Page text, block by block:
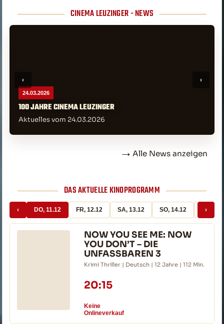
CINEMA LEUZINGER - NEWS
24.03.2026
100 JAHRE CINEMA LEUZINGER
Aktuelles vom 24.03.2026
→ Alle News anzeigen
DAS AKTUELLE KINOPROGRAMM
‹ DO, 11.12 FR, 12.12 SA, 13.12 SO, 14.12 MO,
›
NOW YOU SEE ME: NOW
YOU DON’T – DIE
UNFASSBAREN 3
Krimi Thriller | Deutsch | 12 Jahre | 112 Min.
20:15
Keine
Onlineverkauf